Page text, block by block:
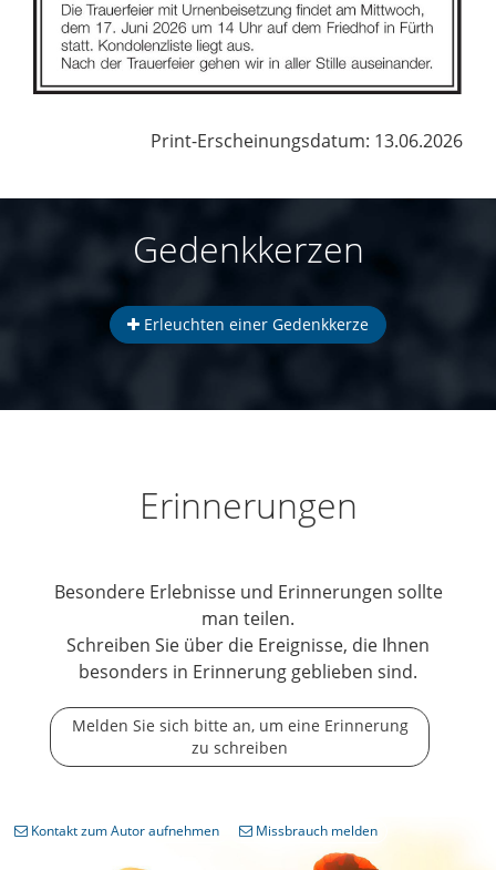
Print-Erscheinungsdatum: 13.06.2026
Gedenkkerzen
Erleuchten einer Gedenkkerze
Erinnerungen
Besondere Erlebnisse und Erinnerungen sollte
man teilen.
Schreiben Sie über die Ereignisse, die Ihnen
besonders in Erinnerung geblieben sind.
Melden Sie sich bitte an, um eine Erinnerung
zu schreiben
Kontakt zum Autor aufnehmen Missbrauch melden